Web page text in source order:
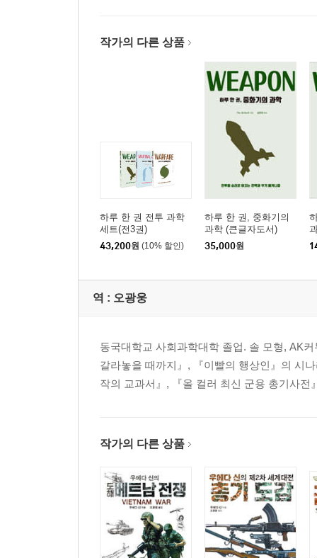
2-01 화약의 발명
2-07 강선과 미니에탄의 발명·
2-08 리볼버의 발명
2-09 후장식 총기의 발명
2-11 기관총의 출현
2-12 기관단총의 등장
2-14 돌격소총의 등장
2-15 소구경 고속탄의 시대
2-18 전투소총과 지정사수소총
2-19 다시 대구경 소총탄의 시대가 오는 것인가?
2-20 PDW란 무엇인가?
3-01 폭탄은 발사약이 아니다.
3-02 발사약의 연소 속도
3-03 발사약의 적절한 연소 속도란?
작가의 다른 상품
하루 한 권 전투 과학
세트(전3권)
43,200원 (10% 할인)
하루 한 권, 중화기의
과학 (큰글자도서)
35,000원
역 : 오광웅
동국대학교 사회과학대학 졸업. 솔 모형, AK
갈라놓을 때까지』, 『이빨의 행상인』의 시
작의 교과서』, 『올 컬러 최신 군용 총기사
작가의 다른 상품